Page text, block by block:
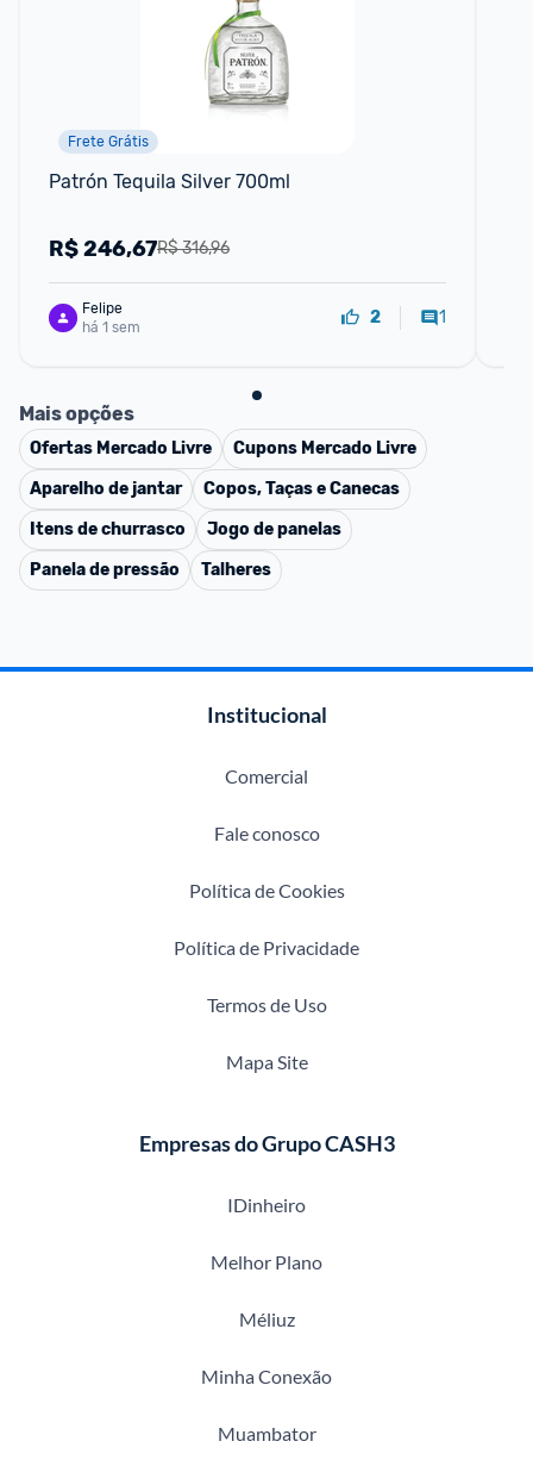
Frete Grátis
Patrón Tequila Silver 700ml
R$ 316,96
R$246,67
Felipe
há 1 sem
2 1
Mais opções
Ofertas Mercado Livre Cupons Mercado Livre
Aparelho de jantar
Copos, Taças e Canecas
Itens de churrasco
Jogo de panelas
Panela de pressão
Talheres
Institucional
Comercial
Fale conosco
Política de Cookies
Política de Privacidade
Termos de Uso
Mapa Site
Empresas do Grupo CASH3
IDinheiro
Melhor Plano
Méliuz
Minha Conexão
Muambator